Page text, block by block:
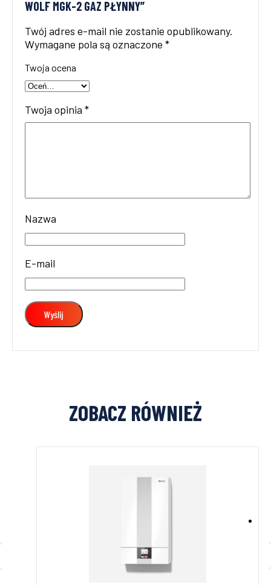
WOLF MGK-2 GAZ PŁYNNY”
Twój adres e-mail nie zostanie opublikowany.
Wymagane pola są oznaczone *
Twoja ocena
Twoja opinia *
Nazwa
E-mail
ZOBACZ RÓWNIEŻ